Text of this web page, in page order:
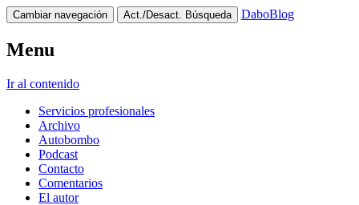
Cambiar navegación Act./Desact. Búsqueda DaboBlog
Menu
Ir al contenido
Servicios profesionales
Archivo
Autobombo
Podcast
Contacto
Comentarios
El autor